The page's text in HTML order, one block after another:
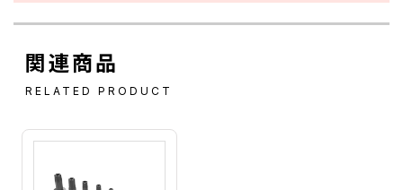
関連商品
RELATED PRODUCT